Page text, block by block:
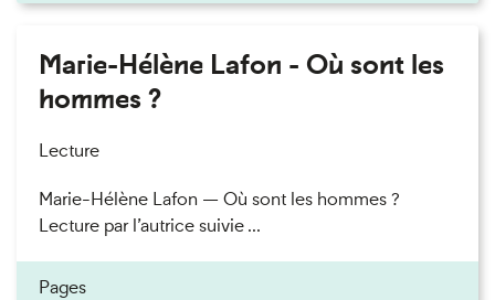
Marie-Hélène Lafon - Où sont les
hommes ?
Lecture
Marie-Hélène Lafon — Où sont les hommes ?
Lecture par l’autrice suivie ...
Pages